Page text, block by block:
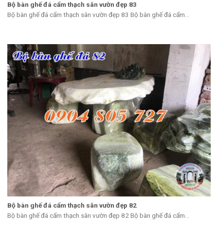
Bộ bàn ghế đá cẩm thạch sân vườn đẹp 83
Bộ bàn ghế đá cẩm thạch sân vườn đẹp 83 Bộ bàn ghế đá cẩm...
Bộ bàn ghế đá cẩm thạch sân vườn đẹp 82
Bộ bàn ghế đá cẩm thạch sân vườn đẹp 82 Bộ bàn ghế đá cẩm...